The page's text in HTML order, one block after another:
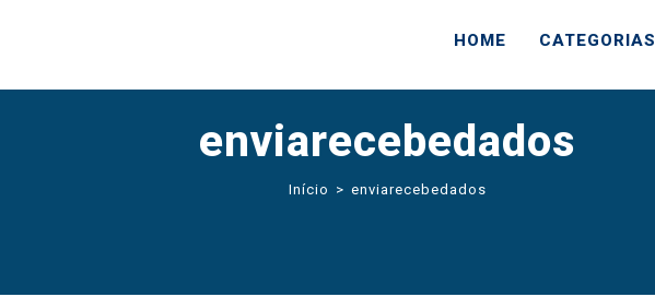
HOME CATEGORIAS
enviarecebedados
Início > enviarecebedados